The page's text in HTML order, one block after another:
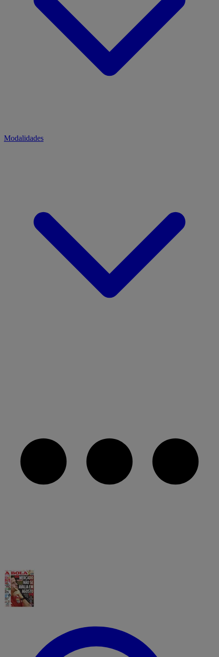
Modalidades